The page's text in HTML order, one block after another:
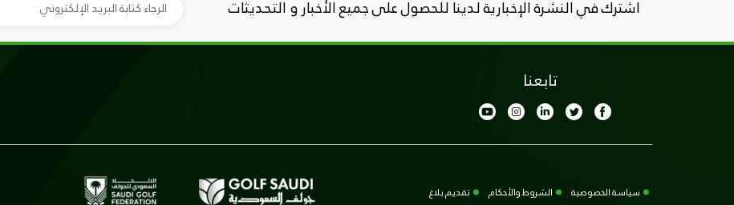
اشترك في النشرة الإخبارية لدينا للحصول على جميع الأخبار و التحديثات
تابعنا
سياسة الخصوصية الشروط والأحكام تقديم بلاغ